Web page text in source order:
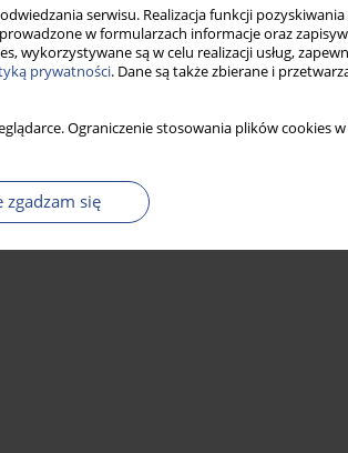
serwisu. Realizacja funkcji
w formularzach informacje oraz
wykorzystywane są w celu realizacji usług,
prywatności. Dane są także zbierane i
Ograniczenie stosowania plików cookies
zgadzam się